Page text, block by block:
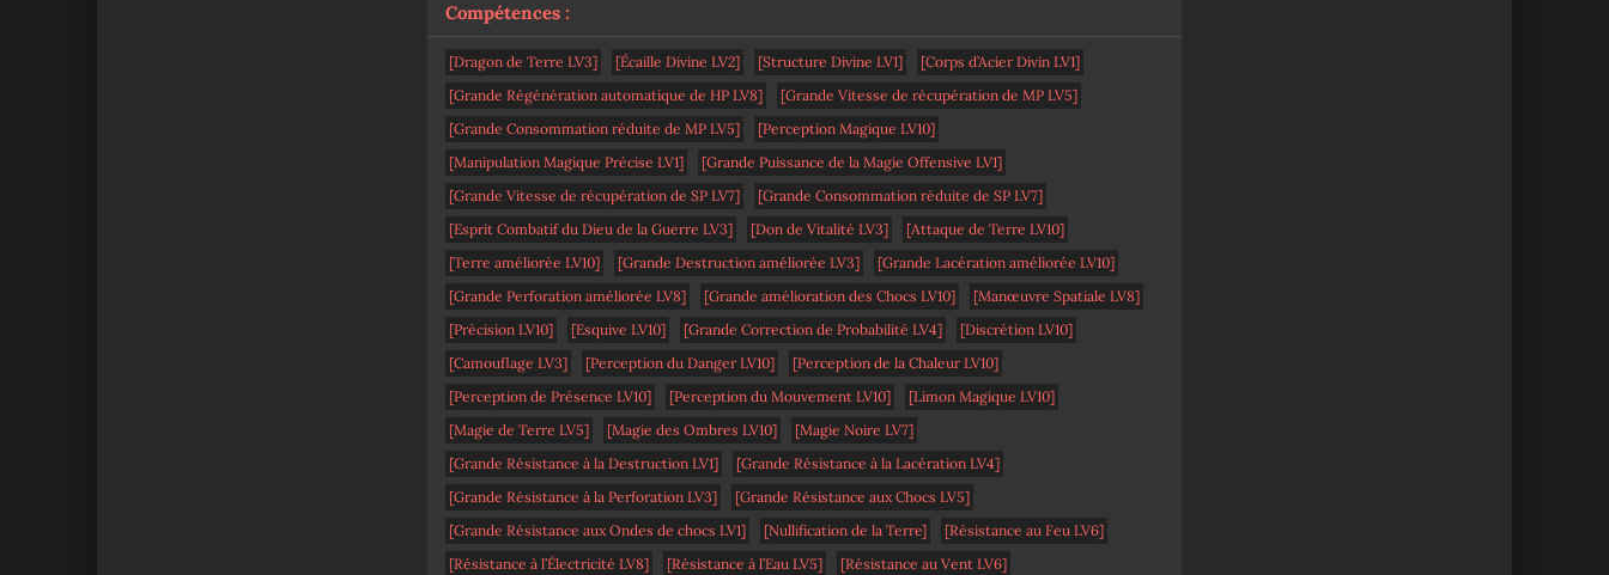
Compétences :
[Dragon de Terre LV3] [Écaille Divine LV2] [Structure Divine LV1]
[Corps d’Acier Divin LV1]
[Grande Régénération automatique de HP LV8]
[Grande Vitesse de récupération de MP LV5]
[Grande Consommation réduite de MP LV5]
[Perception Magique LV10]
[Manipulation Magique Précise LV1]
[Grande Puissance de la Magie Offensive LV1]
[Grande Vitesse de récupération de SP LV7]
[Grande Consommation réduite de SP LV7]
[Esprit Combatif du Dieu de la Guerre LV3]
[Don de Vitalité LV3]
[Attaque de Terre LV10]
[Terre améliorée LV10]
[Grande Destruction améliorée LV3]
[Grande Lacération améliorée LV10]
[Grande Perforation améliorée LV8]
[Grande amélioration des Chocs LV10]
[Manœuvre Spatiale LV8]
[Précision LV10]
[Esquive LV10] [Grande Correction de Probabilité LV4]
[Discrétion LV10]
[Camouflage LV3]
[Perception du Danger LV10]
[Perception de la Chaleur LV10]
[Perception de Présence LV10]
[Perception du Mouvement LV10]
[Limon Magique LV10]
[Magie de Terre LV5]
[Magie des Ombres LV10]
[Magie Noire LV7]
[Grande Résistance à la Destruction LV1]
[Grande Résistance à la Lacération LV4]
[Grande Résistance à la Perforation LV3]
[Grande Résistance aux Chocs LV5]
[Grande Résistance aux Ondes de chocs LV1]
[Nullification de la Terre]
[Résistance au Feu LV6]
[Résistance à l’Électricité LV8]
[Résistance à l’Eau LV5]
[Résistance au Vent LV6]